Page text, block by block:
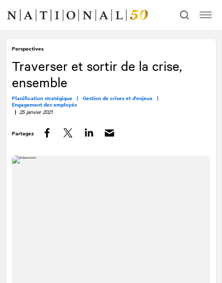
contenu
navigation
Perspectives
Traverser et sortir de la crise,
ensemble
Planification stratégique | Gestion de crises et d'enjeux |
Engagement des employés
| 25 janvier 2021
Partagez